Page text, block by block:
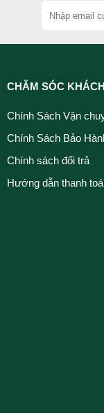
CHĂM SÓC
Chính Sách Vận
Chính Sách Bảo
Chính sách đổi trả
Hướng dẫn thanh